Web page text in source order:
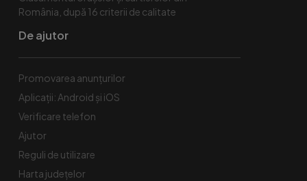
România, după 16 criterii de calitate
De ajutor
Promovarea anunțurilor
Aplicații: Android și iOS
Verificare telefon
Ajutor
Reguli de utilizare
Harta județelor